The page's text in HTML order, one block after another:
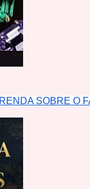
SOBRE O